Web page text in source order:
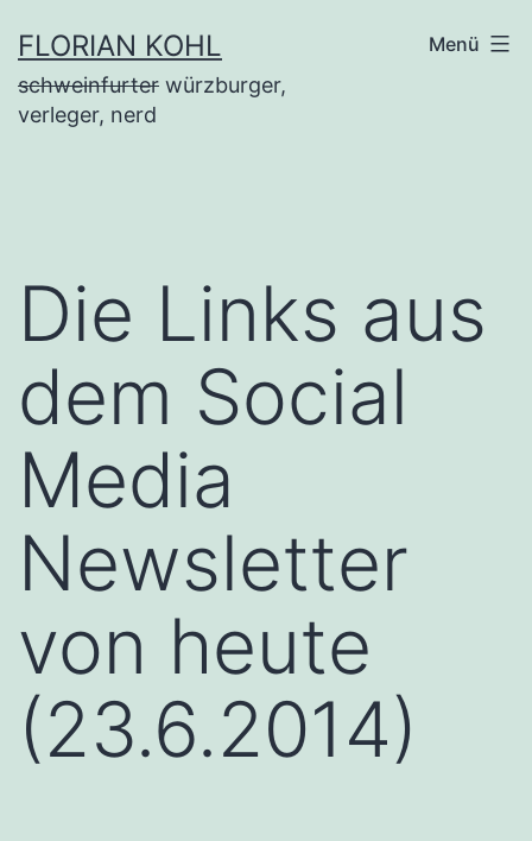
Inhalt
springen
FLORIAN KOHL
schweinfurter würzburger,
verleger, nerd
Menü
Die Links aus
dem Social
Media
Newsletter
von heute
(23.6.2014)